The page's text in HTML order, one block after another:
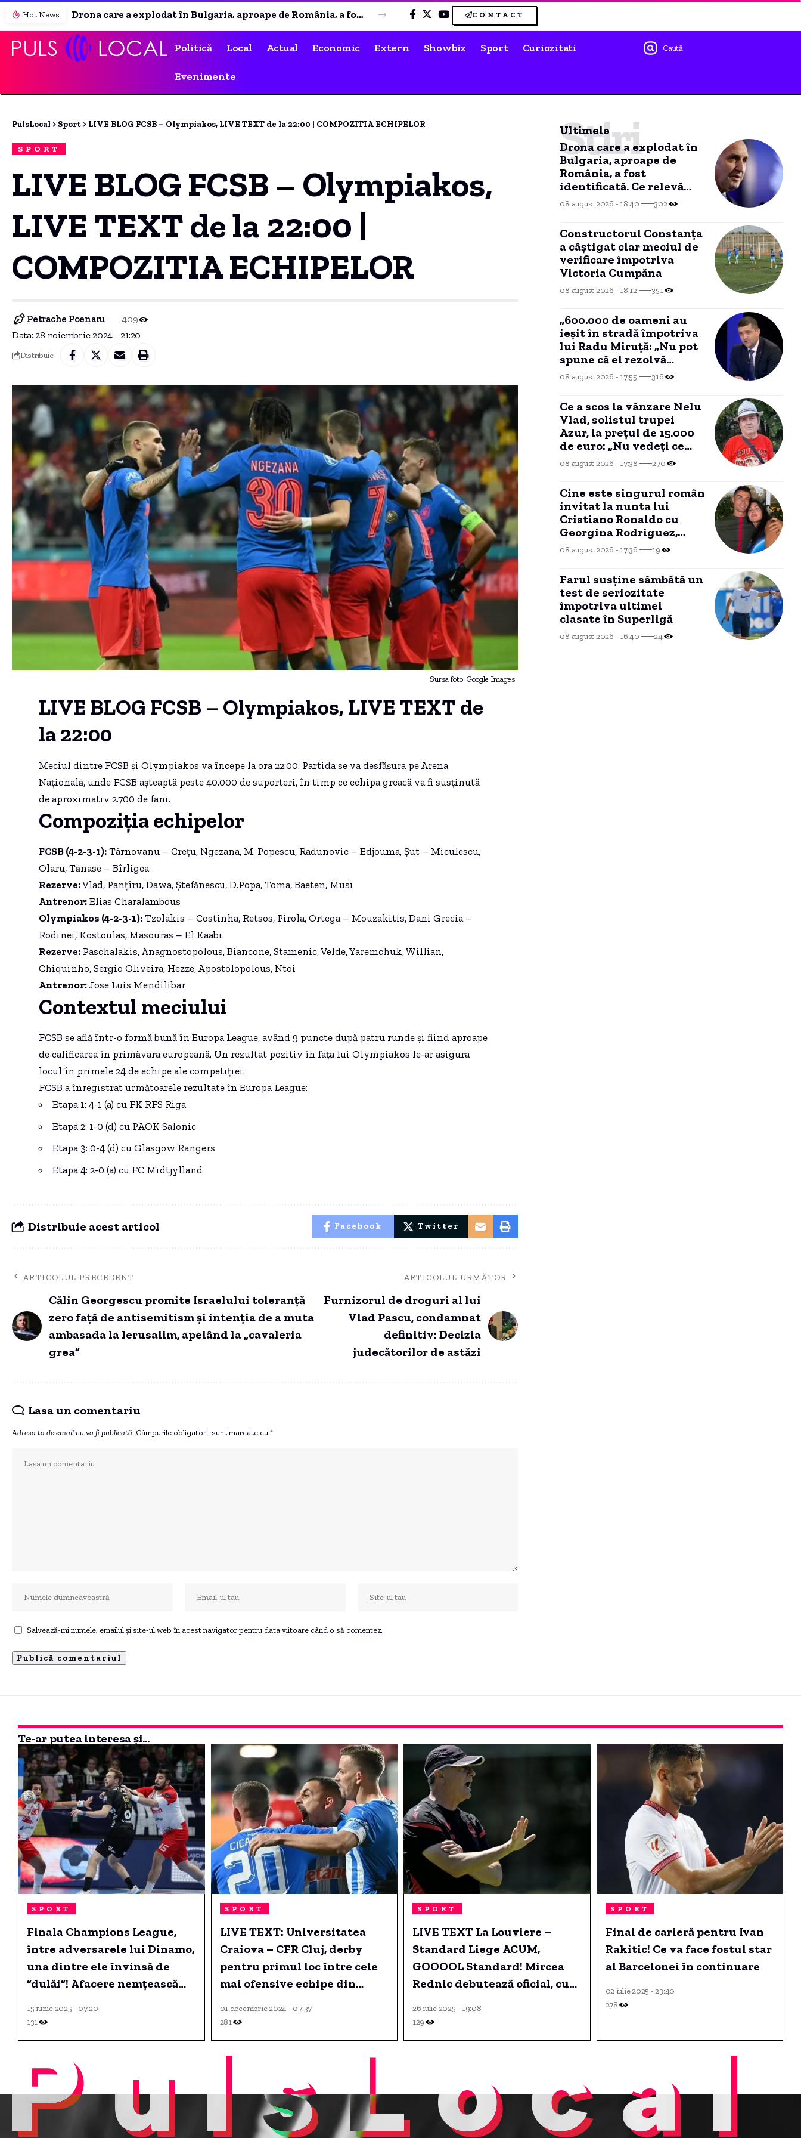
Hot News
Drona care a explodat în Bulgaria, aproape de România, a fost identificată. Ce relevă analiza preliminară a epavei Constructorul Constanța a câștigat clar meciul de verificare împotriva Victoria Cumpăna CONTACT
Politică Local Actual Economic Extern Showbiz Sport Curiozitati
Evenimente
Caută
PulsLocal > Sport > LIVE BLOG FCSB – Olympiakos, LIVE TEXT de la 22:00 | COMPOZITIA ECHIPELOR
SPORT
LIVE BLOG FCSB – Olympiakos,
LIVE TEXT de la 22:00 |
COMPOZITIA ECHIPELOR
Data: 28 noiembrie 2024 - 21:20
Petrache Poenaru 409
Distribuie
Sursa foto: Google Images
LIVE BLOG FCSB – Olympiakos, LIVE TEXT de
la 22:00
Meciul dintre FCSB și Olympiakos va începe la ora 22:00. Partida se va desfășura pe Arena
Națională, unde FCSB așteaptă peste 40.000 de suporteri, în timp ce echipa greacă va fi susținută
de aproximativ 2.700 de fani.
Compoziția echipelor
FCSB (4-2-3-1):Târnovanu – Crețu, Ngezana, M. Popescu, Radunovic – Edjouma, Șut – Miculescu,
Olaru, Tănase – Bîrligea
Rezerve:Vlad, Panțîru, Dawa, Ștefănescu, D.Popa, Toma, Baeten, Musi
Antrenor:Elias Charalambous
Olympiakos (4-2-3-1):Tzolakis – Costinha, Retsos, Pirola, Ortega – Mouzakitis, Dani Grecia –
Rodinei, Kostoulas, Masouras – El Kaabi
Rezerve:Paschalakis, Anagnostopolous, Biancone, Stamenic, Velde, Yaremchuk, Willian,
Chiquinho, Sergio Oliveira, Hezze, Apostolopolous, Ntoi
Antrenor:Jose Luis Mendilibar
Contextul meciului
FCSB se află într-o formă bună în Europa League, având 9 puncte după patru runde și fiind aproape
de calificarea în primăvara europeană. Un rezultat pozitiv în fața lui Olympiakos le-ar asigura
locul în primele 24 de echipe ale competiției.
FCSB a înregistrat următoarele rezultate în Europa League:
Etapa 1: 4-1 (a) cu FK RFS Riga
Etapa 2: 1-0 (d) cu PAOK Salonic
Etapa 3: 0-4 (d) cu Glasgow Rangers
Etapa 4: 2-0 (a) cu FC Midtjylland
Distribuie acest articol Facebook Twitter
ARTICOLUL PRECEDENT
Călin Georgescu promite Israelului toleranță
zero față de antisemitism și intenția de a muta
ambasada la Ierusalim, apelând la „cavaleria
grea”
ARTICOLUL URMĂTOR
Furnizorul de droguri al lui
Vlad Pascu, condamnat
definitiv: Decizia
judecătorilor de astăzi
Lasa un comentariu
Adresa ta de email nu va fi publicată. Câmpurile obligatorii sunt marcate cu *
Salvează-mi numele, emailul și site-ul web în acest navigator pentru data viitoare când o să comentez.
Ultimele
Știri
Drona care a explodat în
Bulgaria, aproape de
România, a fost
identificată. Ce relevă
analiza preliminară a
epavei
08 august 2026 - 18:40 302
Constructorul Constanța
a câștigat clar meciul de
verificare împotriva
Victoria Cumpăna
08 august 2026 - 18:12 351
„600.000 de oameni au
ieșit în stradă împotriva
lui Radu Miruță: „Nu pot
spune că el rezolvă
problemele românilor””
08 august 2026 - 17:55 316
Ce a scos la vânzare Nelu
Vlad, solistul trupei
Azur, la prețul de 15.000
de euro: „Nu vedeți ce
este în țara asta? Nu mai
am timp”
08 august 2026 - 17:38 270
Cine este singurul român
invitat la nunta lui
Cristiano Ronaldo cu
Georgina Rodriguez,
după o legătură de două
decenii.
08 august 2026 - 17:36 19
Farul susține sâmbătă un
test de seriozitate
împotriva ultimei
clasate în Superligă
08 august 2026 - 16:40 24
Te-ar putea interesa și...
SPORT
Finala Champions League,
între adversarele lui Dinamo,
una dintre ele învinsă de
”dulăi”! Afacere nemțească
15 iunie 2025 - 07:20
131
SPORT
LIVE TEXT: Universitatea
Craiova – CFR Cluj, derby
pentru primul loc între cele
mai ofensive echipe din
20:30!
01 decembrie 2024 - 07:37
281
SPORT
LIVE TEXT La Louviere –
Standard Liege ACUM,
GOOOOL Standard! Mircea
Rednic debutează oficial, cu
Homawoo titular
26 iulie 2025 - 19:08
129
SPORT
Final de carieră pentru Ivan
Rakitic! Ce va face fostul star
al Barcelonei în continuare
02 iulie 2025 - 23:40
278
PulsLocal